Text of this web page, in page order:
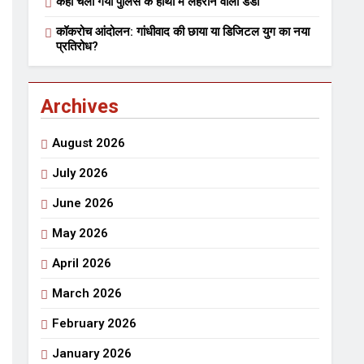
भारत रत्न जननायक कर्पूरी ठाकुर
3 Years Ago3 Years Ago
हेतु संपर्क करें
का भव्य आयोजन
7 Days Ago 7 Days Ago
वाला डंडा
कॉकरोच आंदोलन: गांधीवाद की छाया या डिजिटल युग का नया
प्रतिरोध?
Archives
August 2026
July 2026
June 2026
May 2026
April 2026
March 2026
February 2026
January 2026